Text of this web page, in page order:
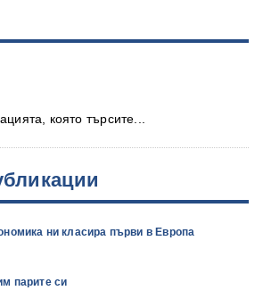
която търсите...
ни класира първи в Европа
парите си